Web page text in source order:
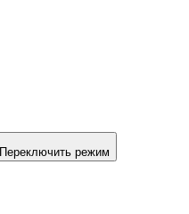
Переключить режим